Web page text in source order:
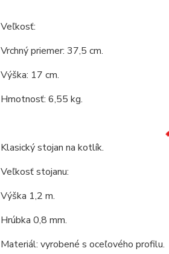
Veľkosť:
Vrchný priemer: 37,5 cm.
Výška: 17 cm.
Hmotnosť: 6,55 kg.
Klasický stojan na kotlík.
Veľkosť stojanu:
Výška 1,2 m.
Hrúbka 0,8 mm.
Materiál: vyrobené s oceľového profilu.